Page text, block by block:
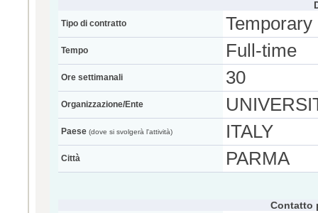
Tipo di contratto Temporary
Tempo Full-time
Ore settimanali 30
Organizzazione/Ente
Paese (dove si svolgerà l'attività) ITALY
Città PARMA
Contatto